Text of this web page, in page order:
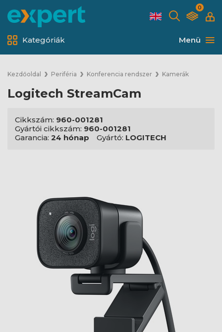
0
Menü
Kategóriák
Kezdőoldal Periféria Konferencia rendszer Kamerák
Logitech StreamCam
Cikkszám: 960-001281
Gyártói cikkszám: 960-001281
Garancia: 24 hónap Gyártó: LOGITECH